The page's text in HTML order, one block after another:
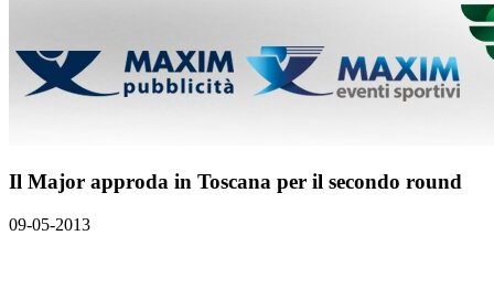
Il Major approda in Toscana per il secondo round
09-05-2013